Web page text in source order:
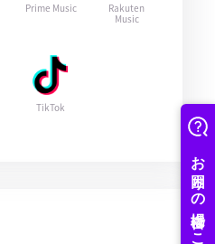
Prime Music
Rakuten
Music
TikTok